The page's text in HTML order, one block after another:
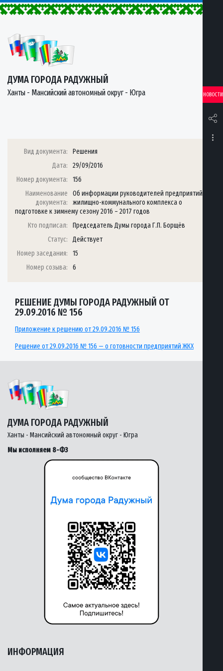
ДУМА ГОРОДА РАДУЖНЫЙ
Ханты - Мансийский автономный округ - Югра НОВОСТИ
Вид документа:
Решения
Дата:
29/09/2016
Номер документа:
156
Наименование
документа:
Об информации руководителей предприятий
жилищно-коммунального комплекса о
подготовке к зимнему сезону 2016 – 2017 годов
Кто подписал:
Председатель Думы города Г.П. Борщёв
Статус:
Действует
Номер заседания:
15
Номер созыва:
6
РЕШЕНИЕ ДУМЫ ГОРОДА РАДУЖНЫЙ ОТ
29.09.2016 № 156
Приложение к решению от 29.09.2016 № 156
Решение от 29.09.2016 № 156 — о готовности предприятий ЖКХ
ДУМА ГОРОДА РАДУЖНЫЙ
Ханты - Мансийский автономный округ - Югра
Мы исполняем 8-ФЗ
ИНФОРМАЦИЯ